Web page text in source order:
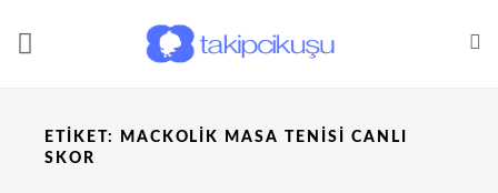
ETIKET:
MACKOLIK MASA TENISI CANLI
SKOR